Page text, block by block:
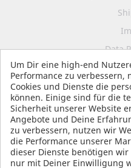
Data
Terms
Um Dir eine high-end
Performance zu
Cookies und Dienste die
können. Einige sind für die
Sicherheit unserer Website
Angebote und Deine
zu verbessern, nutzen wir
die Performance unserer
dieser Dienste benötigen
nur mit Deiner Einwilligung